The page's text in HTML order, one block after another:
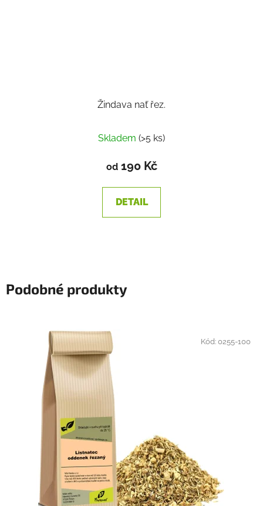
Žindava nať řez.
Skladem (>5 ks)
od190 Kč
DETAIL
Podobné produkty
Kód:0255-100